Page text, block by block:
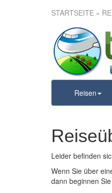
STARTSEITE »
Reisen
Leider befinden
Wenn Sie über
dann beginnen